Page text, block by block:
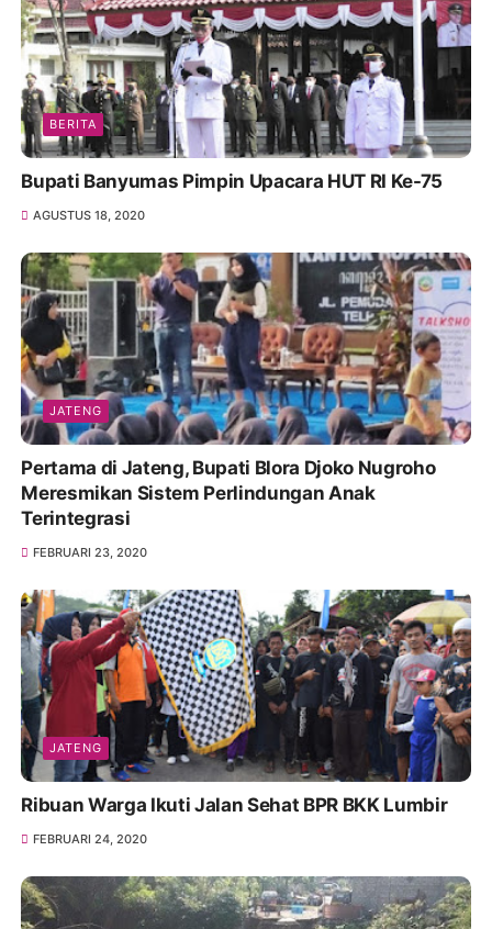
BERITA
Bupati Banyumas Pimpin Upacara HUT RI Ke-75
AGUSTUS 18, 2020
JATENG
Pertama di Jateng, Bupati Blora Djoko Nugroho
Meresmikan Sistem Perlindungan Anak
Terintegrasi
FEBRUARI 23, 2020
JATENG
Ribuan Warga Ikuti Jalan Sehat BPR BKK Lumbir
FEBRUARI 24, 2020